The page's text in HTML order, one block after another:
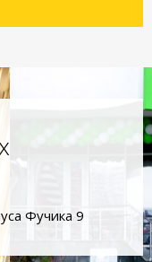
Фучика 9